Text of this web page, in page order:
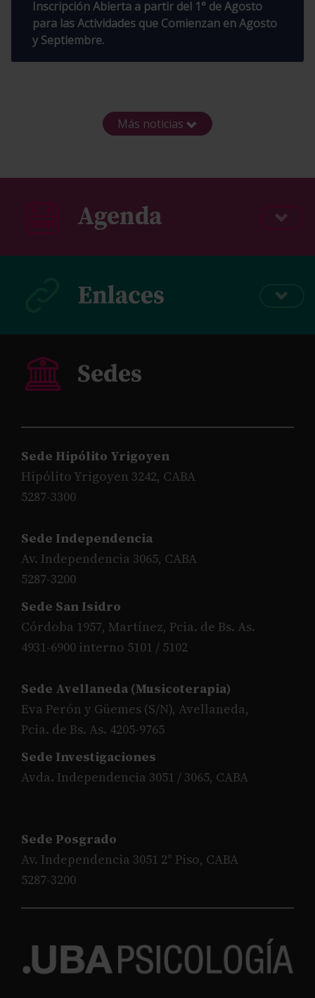
Inscripción Abierta a partir del 1° de Agosto
para las Actividades que Comienzan en Agosto
y Septiembre.
Más noticias
Sede Hipólito Yrigoyen
Hipólito Yrigoyen 3242, CABA
5287-3300
Sede Independencia
Av. Independencia 3065, CABA
5287-3200
Sede San Isidro
Córdoba 1957, Martínez, Pcia. de Bs. As.
4931-6900 interno 5101 / 5102
Sede Avellaneda (Musicoterapia)
Eva Perón y Güemes (S/N), Avellaneda,
Pcia. de Bs. As. 4205-9765
Sede Investigaciones
Avda. Independencia 3051 / 3065, CABA
Sede Posgrado
Av. Independencia 3051 2° Piso, CABA
5287-3200